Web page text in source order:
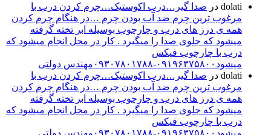
dolati در صدا گیر…درب اکوستیک…چرم کردن درب با
مرغوب ترین چرم ضد آب بودن چرم …در هنگام چرم کردن
همه ی درز های درب و چارچوب بوسیله ابر تخته گرفته
میشود که جلوی صدا را میگیرد . کار در محل انجام میشود که
درب با چارچوب فیکس
میشود۰۹۱۹۶۳۷۵۸۰۰-۰۹۳۰۷۸۰۱۷۸۸مهندس دولتی
dolati در صدا گیر…درب اکوستیک…چرم کردن درب با
مرغوب ترین چرم ضد آب بودن چرم …در هنگام چرم کردن
همه ی درز های درب و چارچوب بوسیله ابر تخته گرفته
میشود که جلوی صدا را میگیرد . کار در محل انجام میشود که
درب با چارچوب فیکس
میشود۰۹۱۹۶۳۷۵۸۰۰-۰۹۳۰۷۸۰۱۷۸۸مهندس دولتی